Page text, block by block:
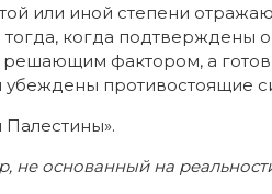
или иной степени
тогда, когда
фактором, а
убеждены противостоящие
не основанный на